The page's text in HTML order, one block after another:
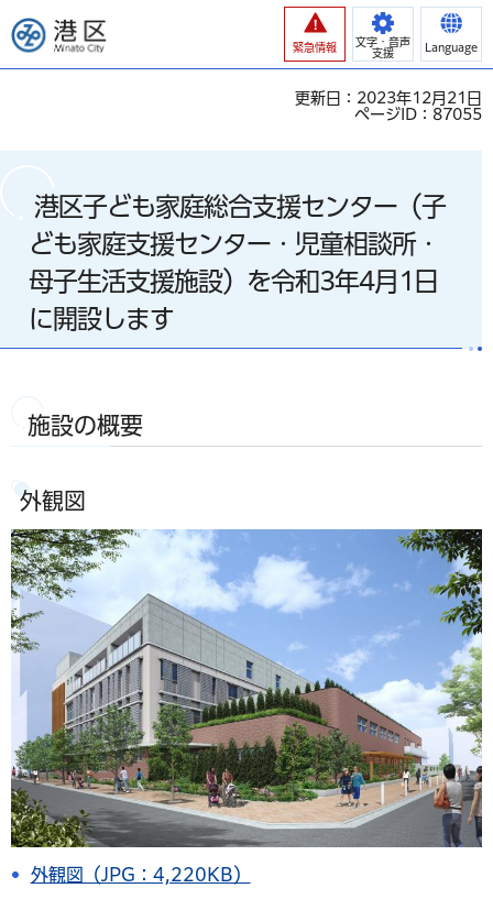
港区
緊急情報
文字・音声
支援
Language
更新日：2023年12月21日
ページID：87055
港区子ども家庭総合支援センター（子
ども家庭支援センター・児童相談所・
母子生活支援施設）を令和3年4月1日
に開設します
施設の概要
外観図
外観図（JPG：4,220KB）